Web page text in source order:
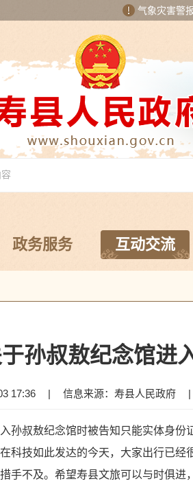
气象灾害警
政务服务 互动交流
孙叔敖纪念馆进
17:36 | 信息来源：寿县人民政府 |
孙叔敖纪念馆时被告知只能实体身
科技如此发达的今天，大家出行已
手不及。希望寿县文旅可以与时俱